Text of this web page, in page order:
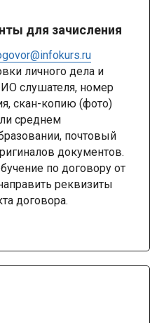
для зачисления
личного дела и
слушателя, номер
скан-копию (фото)
среднем
почтовый
документов.
по договору от
реквизиты
договора.